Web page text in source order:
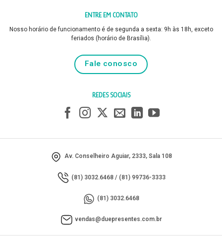
ENTRE EM CONTATO
Nosso horário de funcionamento é de segunda a sexta: 9h às 18h, exceto
feriados (horário de Brasília).
Fale conosco
REDES SOCIAIS
Av. Conselheiro Aguiar, 2333, Sala 108
(81) 3032.6468/ (81) 99736-3333
(81) 3032.6468
vendas@duepresentes.com.br